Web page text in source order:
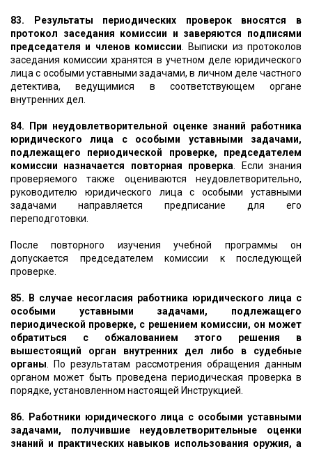
83. Результаты периодических проверок вносятся в
протокол заседания комиссии и заверяются подписями
председателя и членов комиссии . Выписки из протоколов
заседания комиссии хранятся в учетном деле юридического
лица с особыми уставными задачами, в личном деле частного
детектива, ведущимися в соответствующем органе
внутренних дел.
84. При неудовлетворительной оценке знаний работника
юридического лица с особыми уставными задачами,
подлежащего периодической проверке, председателем
комиссии назначается повторная проверка . Если знания
проверяемого также оцениваются неудовлетворительно,
руководителю юридического лица с особыми уставными
задачами направляется предписание для его
переподготовки.
После повторного изучения учебной программы он
допускается председателем комиссии к последующей
проверке.
85. В случае несогласия работника юридического лица с
особыми уставными задачами, подлежащего
периодической проверке, с решением комиссии, он может
обратиться с обжалованием этого решения в
вышестоящий орган внутренних дел либо в судебные
органы . По результатам рассмотрения обращения данным
органом может быть проведена периодическая проверка в
порядке, установленном настоящей Инструкцией.
86. Работники юридического лица с особыми уставными
задачами, получившие неудовлетворительные оценки
знаний и практических навыков использования оружия, а